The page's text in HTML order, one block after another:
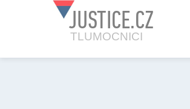
JUSTICE.CZ
TLUMOCNICI